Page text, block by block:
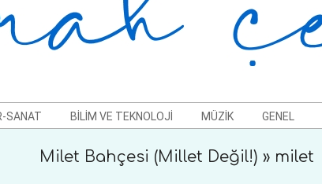
SANAT BILIM VE TEKNOLOJI MÜZIK GENEL
Milet Bahçesi (Millet Değil!) » milet